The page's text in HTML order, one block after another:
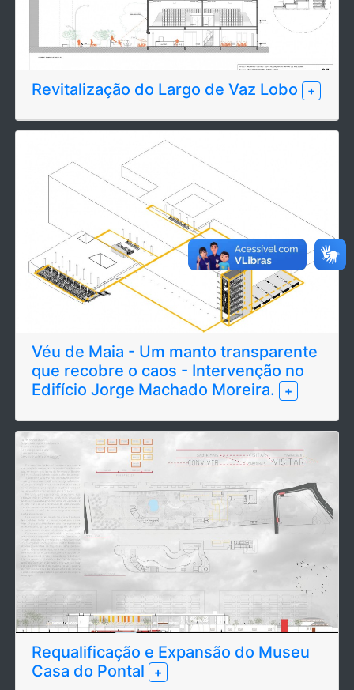
Revitalização do Largo de Vaz Lobo +
Véu de Maia - Um manto transparente
que recobre o caos - Intervenção no
Edifício Jorge Machado Moreira.
+
Requalificação e Expansão do Museu
Casa do Pontal
+